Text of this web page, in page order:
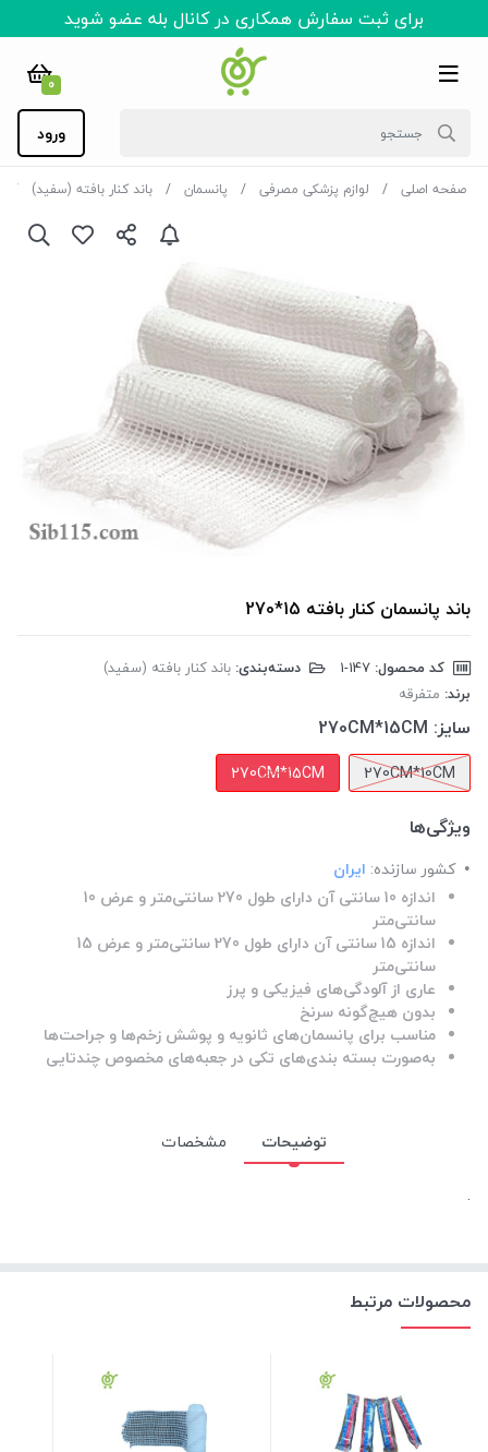
برای ثبت سفارش همکاری در کانال بله عضو شوید
0
ورود
صفحه اصلی لوازم پزشکی مصرفی پانسمان باند کنار بافته (سفید)
باند پانسمان کنار بافته 15*270
کد محصول: دسته‌بندی: باند کنار بافته (سفید)
برند: متفرقه
سایز: 270CM*15CM
270CM*10CM
270CM*15CM
ویژگی‌ها
کشور سازنده: ایران
اندازه 10 سانتی آن دارای طول 270 سانتی‌متر و عرض 10
سانتی‌متر
اندازه 15 سانتی آن دارای طول 270 سانتی‌متر و عرض 15
سانتی‌متر
عاری از آلودگی‌های فیزیکی و پرز
بدون هیچ‌گونه سرنخ
مناسب برای پانسمان‌های ثانویه و پوشش زخم‌ها و جراحت‌ها
به‌صورت بسته بندی‌های تکی در جعبه‌های مخصوص چندتایی
توضیحات
مشخصات
.
محصولات مرتبط